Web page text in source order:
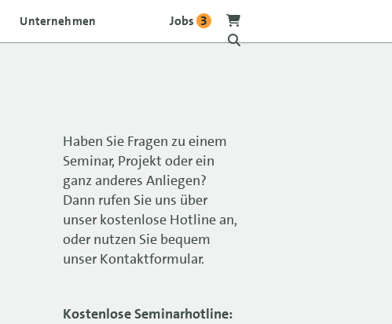
Jobs 3
Unternehmen
Haben Sie Fragen zu einem
Seminar, Projekt oder ein
ganz anderes Anliegen?
Dann rufen Sie uns über
unser kostenlose Hotline an,
oder nutzen Sie bequem
unser Kontaktformular.
Kostenlose Seminarhotline: